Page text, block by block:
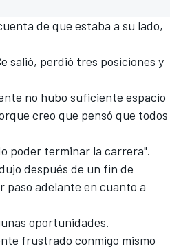
de que estaba a su lado,
salió, perdió tres posiciones y
no hubo suficiente espacio
creo que pensó que todos
poder terminar la carrera".
después de un fin de
paso adelante en cuanto a
oportunidades.
frustrado conmigo mismo